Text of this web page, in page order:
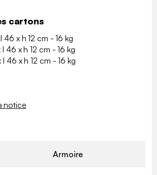
cartons
46 x h 12 cm - 16 kg
46 x h 12 cm - 16 kg
46 x h 12 cm - 16 kg
notice
Armoire